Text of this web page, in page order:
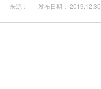
来源： 发布日期： 2019.12.30